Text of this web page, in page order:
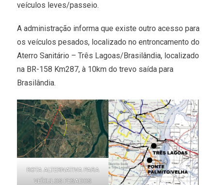
veículos leves/passeio.
A administração informa que existe outro acesso para
os veículos pesados, localizado no entroncamento do
Aterro Sanitário – Três Lagoas/Brasilândia, localizado
na BR-158 Km287, à 10km do trevo saída para
Brasilândia.
ROTA ALTERNATIVA PARA
VEÍCULOS PESADOS